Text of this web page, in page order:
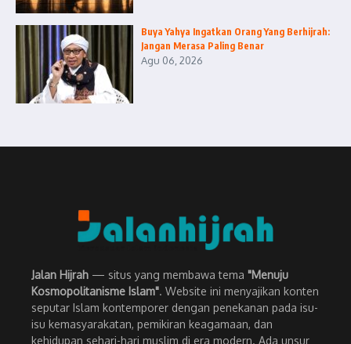
Buya Yahya Ingatkan Orang Yang Berhijrah:
Jangan Merasa Paling Benar
Agu 06, 2026
Jalan Hijrah — situs yang membawa tema "Menuju
Kosmopolitanisme Islam". Website ini menyajikan konten
seputar Islam kontemporer dengan penekanan pada isu-
isu kemasyarakatan, pemikiran keagamaan, dan
kehidupan sehari-hari muslim di era modern. Ada unsur